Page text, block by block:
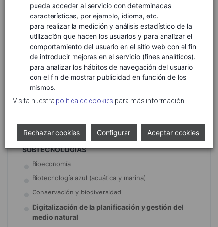
pueda acceder al servicio con determinadas
características, por ejemplo, idioma, etc.
para realizar la medición y análisis estadístico de la
utilización que hacen los usuarios y para analizar el
comportamiento del usuario en el sitio web con el fin
de introducir mejoras en el servicio (fines analíticos).
para analizar los hábitos de navegación del usuario
con el fin de mostrar publicidad en función de los
mismos.
Visita nuestra política de cookies para más información.
Rechazar cookies Configurar Aceptar cookies
TECNOLOGÍAS ASOCIADAS
Ciencias de la vida salud
Conservación y biodiversidad
Gestión ambiental y de recursos naturales
Gestión clínica
SUBTECNOLOGÍAS
Bioeconomía
Biotecnología azul (acuática y marina)
Conservación y biodiversidad
Digitalización de la planificación y gestión del
medio natural